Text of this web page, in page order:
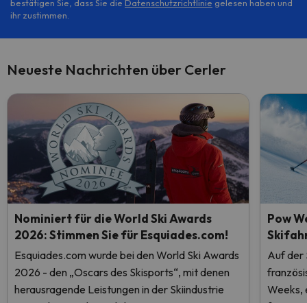
bestätigen Sie, dass Sie die Datenschutzrichtlinie gelesen haben und
ihr zustimmen.
Neueste Nachrichten über Cerler
Nominiert für die World Ski Awards
2026: Stimmen Sie für Esquiades.com!
Esquiades.com wurde bei den World Ski Awards
2026 - den „Oscars des Skisports“, mit denen
herausragende Leistungen in der Skiindustrie
Pow
Auf der
Weeks,